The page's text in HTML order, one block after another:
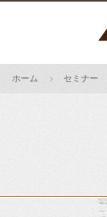
ホーム セミナー